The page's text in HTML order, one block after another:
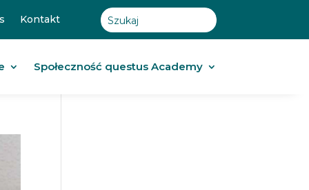
Kontakt
Społeczność questus Academy